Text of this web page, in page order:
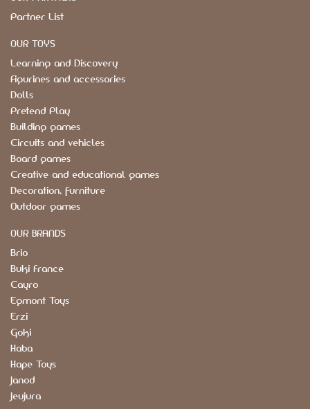
Partner List
OUR TOYS
Learning and Discovery
Figurines and accessories
Dolls
Pretend Play
Building games
Circuits and vehicles
Board games
Creative and educational games
Decoration, furniture
Outdoor games
OUR BRANDS
Brio
Buki France
Cayro
Egmont Toys
Erzi
Goki
Haba
Hape Toys
Janod
Jeujura